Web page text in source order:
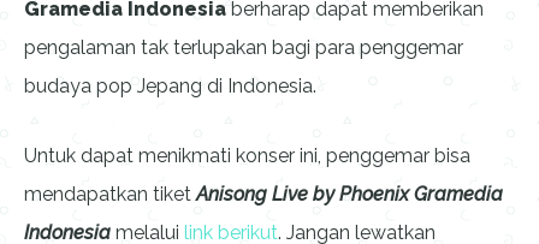
Gramedia Indonesia berharap dapat memberikan
pengalaman tak terlupakan bagi para penggemar
budaya pop Jepang di Indonesia.
Untuk dapat menikmati konser ini, penggemar bisa
mendapatkan tiketAnisong Live by Phoenix Gramedia
Indonesia melalui link berikut. Jangan lewatkan